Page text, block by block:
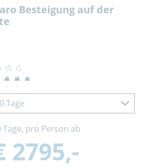
Besteigung auf der
Tage
Tage, pro Person ab
2795,-